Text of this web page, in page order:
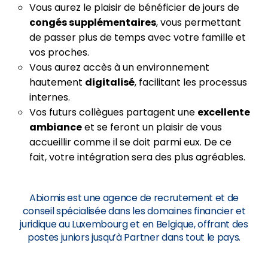
Vous aurez le plaisir de bénéficier de jours de
congés supplémentaires, vous permettant
de passer plus de temps avec votre famille et
vos proches.
Vous aurez accès à un environnement
hautement digitalisé, facilitant les processus
internes.
Vos futurs collègues partagent une excellente
ambianceet se feront un plaisir de vous
accueillir comme il se doit parmi eux. De ce
fait, votre intégration sera des plus agréables.
Abiomis est une agence de recrutement et de
conseil spécialisée dans les domaines financier et
juridique au Luxembourg et en Belgique, offrant des
postes juniors jusqu’à Partner dans tout le pays.